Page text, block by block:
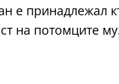
принадлежал
на потомците